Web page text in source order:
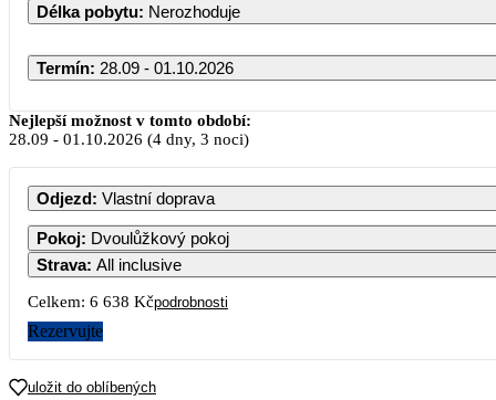
Délka pobytu: Nerozhoduje
Termín: 28.09 - 01.10.2026
Nejlepší možnost v tomto období:
28.09 - 01.10.2026 (4 dny, 3 noci)
Odjezd: Vlastní doprava
Pokoj: Dvoulůžkový pokoj
Strava: All inclusive
Celkem: 6 638 Kčpodrobnosti
Rezervujte
uložit do oblíbených